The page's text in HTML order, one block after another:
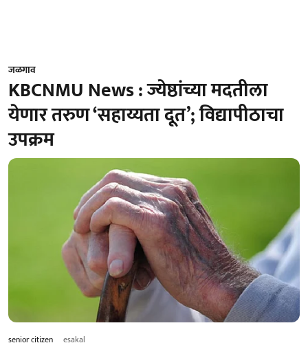
जळगाव
KBCNMU News : ज्येष्ठांच्या मदतीला
येणार तरुण ‘सहाय्यता दूत’; विद्यापीठाचा
उपक्रम
senior citizen esakal